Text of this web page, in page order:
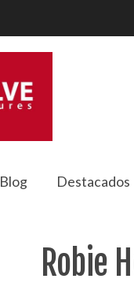
Blog Destacados
Robie